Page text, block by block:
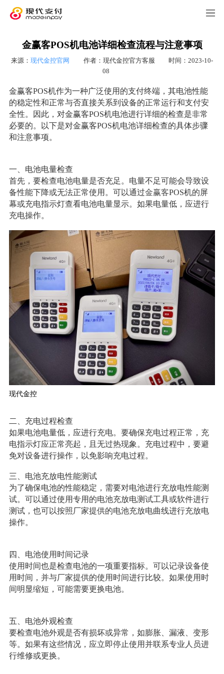
金赢客POS机电池详细检查流程与注意事项
来源： 现代金控官网 作者：现代金控官方客服
时间：2023-10-
08
金赢客POS机作为一种广泛使用的支付终端，其电池性能
的稳定性和正常与否直接关系到设备的正常运行和支付安
全性。因此，对金赢客POS机电池进行详细的检查是非常
必要的。以下是对金赢客POS机电池详细检查的具体步骤
和注意事项。
一、电池电量检查
首先，要检查电池电量是否充足。电量不足可能会导致设
备性能下降或无法正常使用。可以通过金赢客POS机的屏
幕或充电指示灯查看电池电量显示。如果电量低，应进行
充电操作。
现代金控
二、充电过程检查
如果电池电量低，应进行充电。要确保充电过程正常，充
电指示灯应正常亮起，且无过热现象。充电过程中，要避
免对设备进行操作，以免影响充电过程。
三、电池充放电性能测试
为了确保电池的性能稳定，需要对电池进行充放电性能测
试。可以通过使用专用的电池充放电测试工具或软件进行
测试，也可以按照厂家提供的电池充放电曲线进行充放电
操作。
四、电池使用时间记录
使用时间也是检查电池的一项重要指标。可以记录设备使
用时间，并与厂家提供的使用时间进行比较。如果使用时
间明显缩短，可能需要更换电池。
五、电池外观检查
要检查电池外观是否有损坏或异常，如膨胀、漏液、变形
等。如果有这些情况，应立即停止使用并联系专业人员进
行维修或更换。